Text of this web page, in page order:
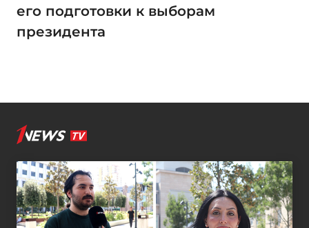
его подготовки к выборам
президента